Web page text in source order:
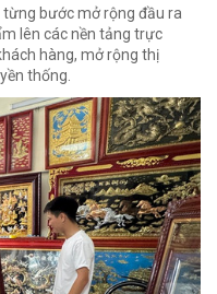
từng bước mở rộng đầu ra
lên các nền tảng trực
hàng, mở rộng thị
thống.